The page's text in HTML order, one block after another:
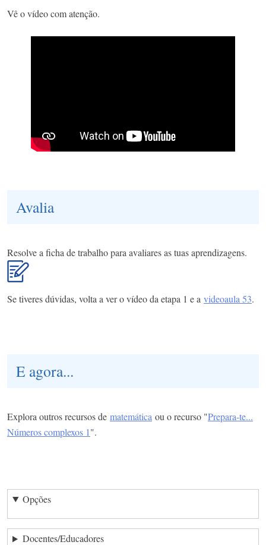
Vê o vídeo com atenção.
Avalia
Resolve a ficha de trabalho para avaliares as tuas aprendizagens.
Se tiveres dúvidas, volta a ver o vídeo da etapa 1 e a videoaula 53.
E agora...
Explora outros recursos de matemática ou o recurso "Prepara-te...
Números complexos 1".
Opções
Docentes/Educadores